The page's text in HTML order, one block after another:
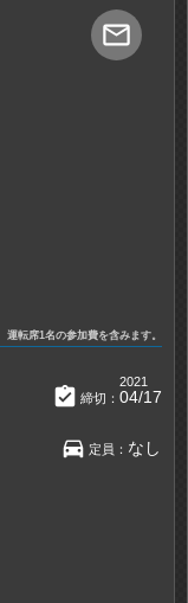
mail_outline
運転席1名の参加費を含みます。
assignment_turned_in 締切：
2021
04/17
directions_car 定員： なし